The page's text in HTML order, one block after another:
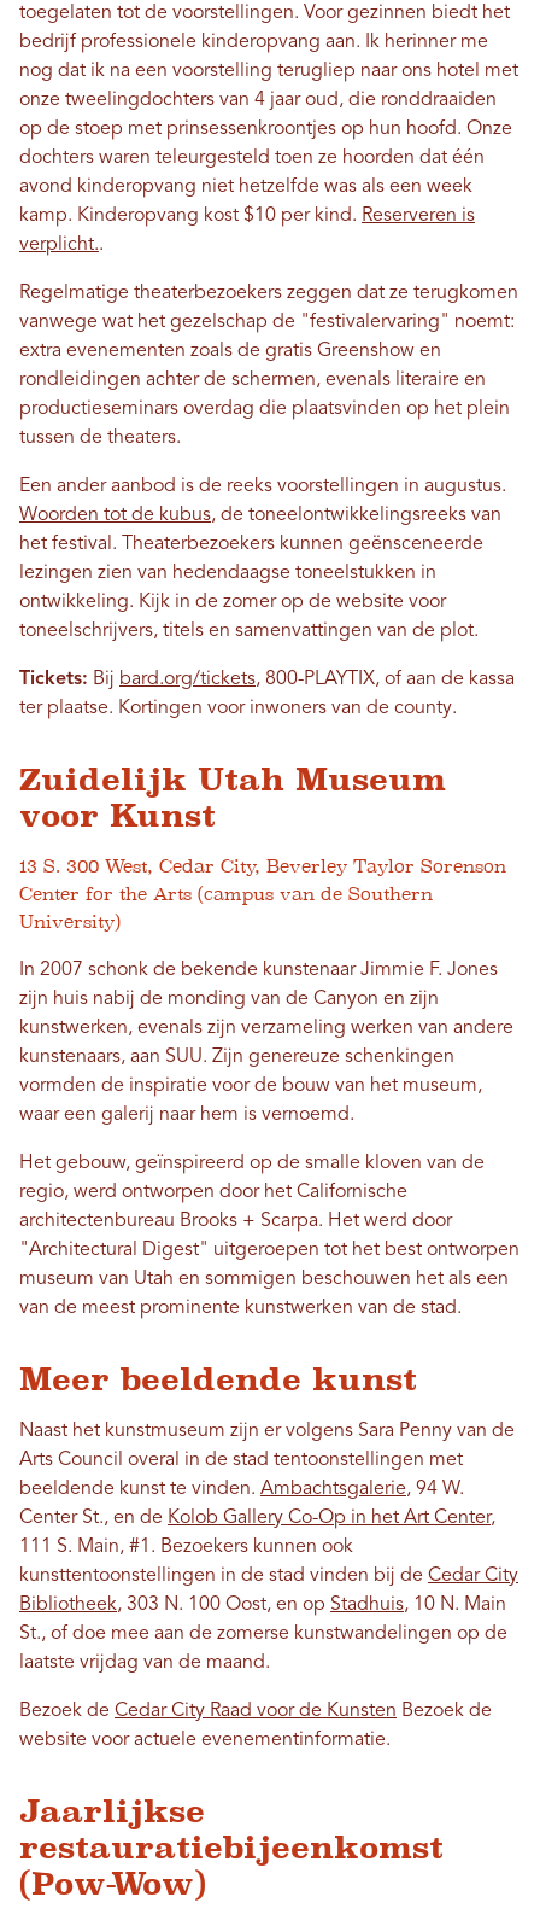
toegelaten tot de voorstellingen. Voor gezinnen biedt het
bedrijf professionele kinderopvang aan. Ik herinner me
nog dat ik na een voorstelling terugliep naar ons hotel met
onze tweelingdochters van 4 jaar oud, die ronddraaiden
op de stoep met prinsessenkroontjes op hun hoofd. Onze
dochters waren teleurgesteld toen ze hoorden dat één
avond kinderopvang niet hetzelfde was als een week
kamp. Kinderopvang kost $10 per kind. Reserveren is
verplicht..
Regelmatige theaterbezoekers zeggen dat ze terugkomen
vanwege wat het gezelschap de "festivalervaring" noemt:
extra evenementen zoals de gratis Greenshow en
rondleidingen achter de schermen, evenals literaire en
productieseminars overdag die plaatsvinden op het plein
tussen de theaters.
Een ander aanbod is de reeks voorstellingen in augustus.
Woorden tot de kubus, de toneelontwikkelingsreeks van
het festival. Theaterbezoekers kunnen geënsceneerde
lezingen zien van hedendaagse toneelstukken in
ontwikkeling. Kijk in de zomer op de website voor
toneelschrijvers, titels en samenvattingen van de plot.
Tickets: Bij bard.org/tickets, 800-PLAYTIX, of aan de kassa
ter plaatse. Kortingen voor inwoners van de county.
Zuidelijk Utah Museum
voor Kunst
13 S. 300 West, Cedar City, Beverley Taylor Sorenson
Center for the Arts (campus van de Southern
University)
In 2007 schonk de bekende kunstenaar Jimmie F. Jones
zijn huis nabij de monding van de Canyon en zijn
kunstwerken, evenals zijn verzameling werken van andere
kunstenaars, aan SUU. Zijn genereuze schenkingen
vormden de inspiratie voor de bouw van het museum,
waar een galerij naar hem is vernoemd.
Het gebouw, geïnspireerd op de smalle kloven van de
regio, werd ontworpen door het Californische
architectenbureau Brooks + Scarpa. Het werd door
"Architectural Digest" uitgeroepen tot het best ontworpen
museum van Utah en sommigen beschouwen het als een
van de meest prominente kunstwerken van de stad.
Meer beeldende kunst
Naast het kunstmuseum zijn er volgens Sara Penny van de
Arts Council overal in de stad tentoonstellingen met
beeldende kunst te vinden. Ambachtsgalerie, 94 W.
Center St., en de Kolob Gallery Co-Op in het Art Center,
111 S. Main, #1. Bezoekers kunnen ook
kunsttentoonstellingen in de stad vinden bij de Cedar City
Bibliotheek, 303 N. 100 Oost, en op Stadhuis, 10 N. Main
St., of doe mee aan de zomerse kunstwandelingen op de
laatste vrijdag van de maand.
Bezoek de Cedar City Raad voor de Kunsten Bezoek de
website voor actuele evenementinformatie.
Jaarlijkse
restauratiebijeenkomst
(Pow-Wow)